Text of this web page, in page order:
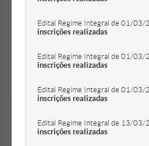
Edital Regime Integral de 01/
inscrições realizadas
Edital Regime Integral de 01/
inscrições realizadas
Edital Regime Integral de 01/
inscrições realizadas
Edital Regime Integral de 13/
inscrições realizadas